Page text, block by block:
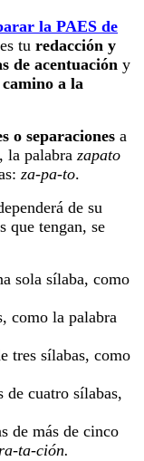
la PAES de
tu redacción y
de acentuación y
camino a la
o separaciones a
la palabra zapato
za-pa-to.
de su
que tengan, se
sola sílaba, como
como la palabra
tres sílabas, como
de cuatro sílabas,
de más de cinco
ta-ción.